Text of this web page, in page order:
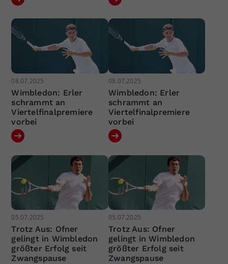
08.07.2025
Wimbledon: Erler
schrammt an
Viertelfinalpremiere
vorbei
08.07.2025
Wimbledon: Erler
schrammt an
Viertelfinalpremiere
vorbei
05.07.2025
Trotz Aus: Ofner
gelingt in Wimbledon
größter Erfolg seit
Zwangspause
05.07.2025
Trotz Aus: Ofner
gelingt in Wimbledon
größter Erfolg seit
Zwangspause